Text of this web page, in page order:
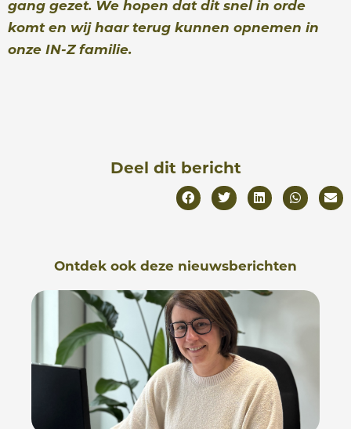
gang gezet. We hopen dat dit snel in orde
komt en wij haar terug kunnen opnemen in
onze IN-Z familie.
Deel dit bericht
Ontdek ook deze nieuwsberichten